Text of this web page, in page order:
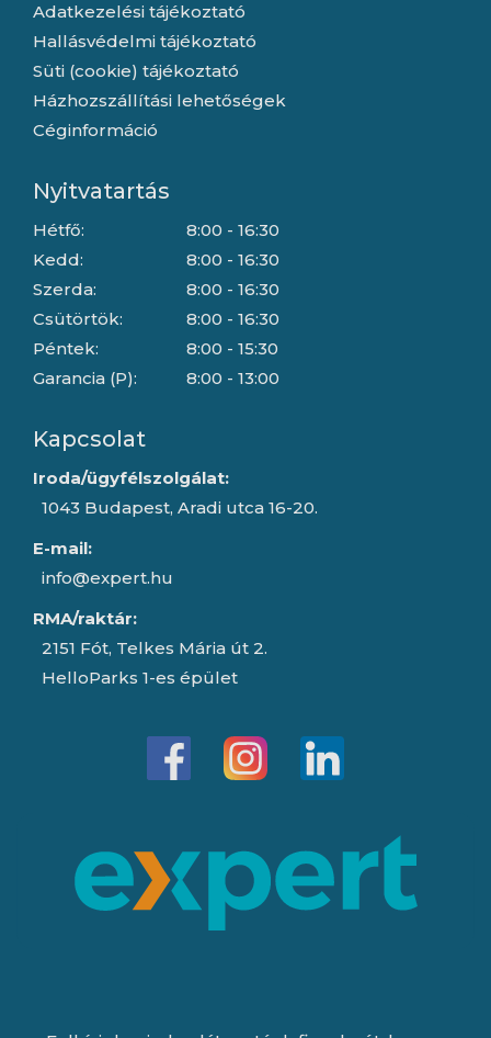
Adatkezelési tájékoztató
Hallásvédelmi tájékoztató
Süti (cookie) tájékoztató
Házhozszállítási lehetőségek
Céginformáció
Nyitvatartás
Hétfő:
Kedd:
Szerda:
Csütörtök:
Péntek:
Garancia (P):
8:00 - 16:30
8:00 - 16:30
8:00 - 16:30
8:00 - 16:30
8:00 - 15:30
8:00 - 13:00
Kapcsolat
Iroda/ügyfélszolgálat:
1043 Budapest, Aradi utca 16-20.
E-mail:
info@expert.hu
RMA/raktár:
2151 Fót, Telkes Mária út 2.
HelloParks 1-es épület